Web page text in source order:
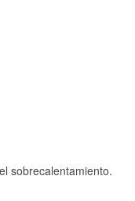
sobrecalentamiento.